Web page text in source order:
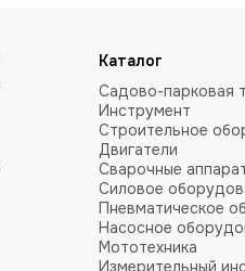
Каталог
Садово-парковая
Инструмент
Строительное
Двигатели
Сварочные
Силовое
Пневматическое
Насосное
Мототехника
Измерительный